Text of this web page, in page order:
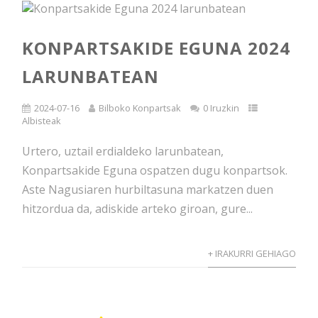
KONPARTSAKIDE EGUNA 2024
LARUNBATEAN
2024-07-16 Bilboko Konpartsak
0 Iruzkin
Albisteak
Urtero, uztail erdialdeko larunbatean,
Konpartsakide Eguna ospatzen dugu konpartsok.
Aste Nagusiaren hurbiltasuna markatzen duen
hitzordua da, adiskide arteko giroan, gure...
+ IRAKURRI GEHIAGO